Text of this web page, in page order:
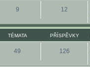
9 12
TÉMATA PŘÍSPĚVKY
49 126